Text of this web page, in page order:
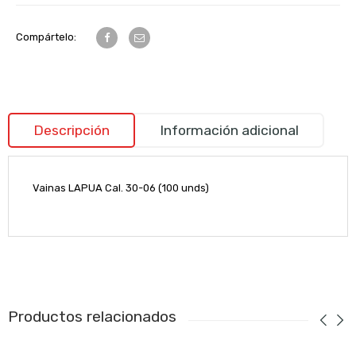
Compártelo:
Descripción Información adicional
Vainas LAPUA Cal. 30-06 (100 unds)
Productos relacionados